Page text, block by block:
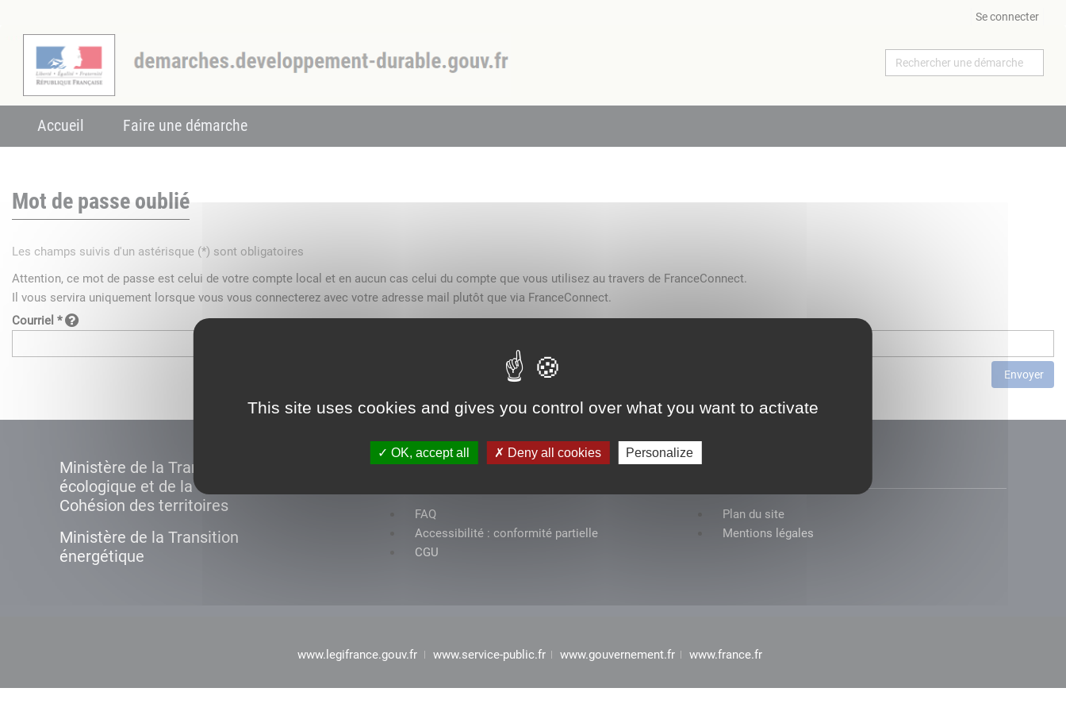
This site uses cookies and gives you control over what you want to activate
OK, accept all Deny all cookies Personalize
Se connecter
Accueil Faire une démarche
Mot de passe oublié
Les champs suivis d'un astérisque (*) sont obligatoires
Attention, ce mot de passe est celui de votre compte local et en aucun cas celui du compte que vous utilisez au travers de FranceConnect.
Il vous servira uniquement lorsque vous vous connecterez avec votre adresse mail plutôt que via FranceConnect.
Courriel *
Envoyer
Ministère de la Transition
écologique et de la
Cohésion des territoires
Ministère de la Transition
énergétique
FAQ
Plan du site
Accessibilité : conformité partielle
Mentions légales
CGU
www.legifrance.gouv.fr www.service-public.fr www.gouvernement.fr www.france.fr